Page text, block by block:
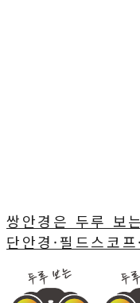
쌍안경은 두루 보
단안경·필드스코